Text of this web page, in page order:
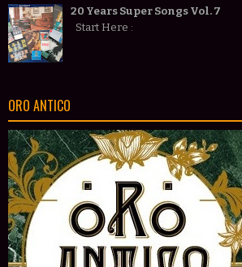
20 Years Super Songs Vol. 7
Start Here :
ORO ANTICO